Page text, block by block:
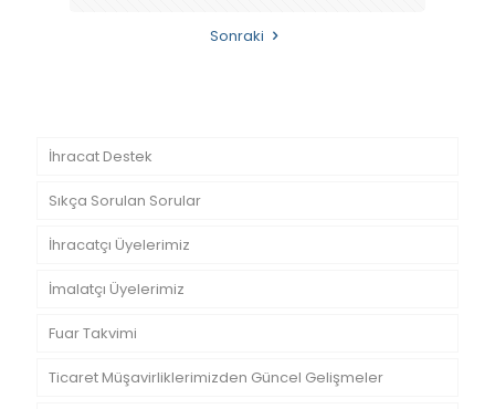
Sonraki
İhracat Destek
Sıkça Sorulan Sorular
İhracatçı Üyelerimiz
İmalatçı Üyelerimiz
Fuar Takvimi
Ticaret Müşavirliklerimizden Güncel Gelişmeler